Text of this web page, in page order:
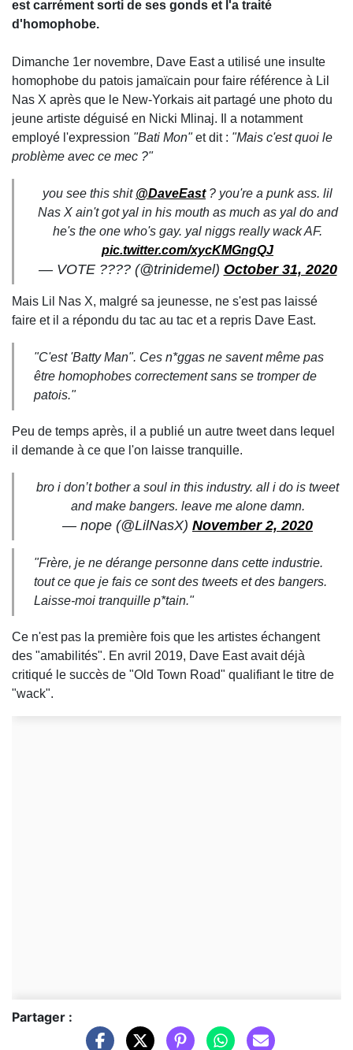
est carrément sorti de ses gonds et l'a traité
d'homophobe.
Dimanche 1er novembre, Dave East a utilisé une insulte
homophobe du patois jamaïcain pour faire référence à Lil
Nas X après que le New-Yorkais ait partagé une photo du
jeune artiste déguisé en Nicki Mlinaj. Il a notamment
employé l'expression "Bati Mon"et dit : "Mais c'est quoi le
problème avec ce mec ?"
you see this shit @DaveEast? you're a punk ass. lil
Nas X ain't got yal in his mouth as much as yal do and
he's the one who's gay. yal niggs really wack AF.
pic.twitter.com/xycKMGngQJ
— VOTE ???? (@trinidemel) October 31, 2020
Mais Lil Nas X, malgré sa jeunesse, ne s'est pas laissé
faire et il a répondu du tac au tac et a repris Dave East.
"C'est 'Batty Man". Ces n*ggas ne savent même pas
être homophobes correctement sans se tromper de
patois."
Peu de temps après, il a publié un autre tweet dans lequel
il demande à ce que l'on laisse tranquille.
bro i don’t bother a soul in this industry. all i do is tweet
and make bangers. leave me alone damn.
— nope (@LilNasX) November 2, 2020
"Frère, je ne dérange personne dans cette industrie.
tout ce que je fais ce sont des tweets et des bangers.
Laisse-moi tranquille p*tain."
Ce n'est pas la première fois que les artistes échangent
des "amabilités". En avril 2019, Dave East avait déjà
critiqué le succès de "Old Town Road" qualifiant le titre de
"wack".
Partager :